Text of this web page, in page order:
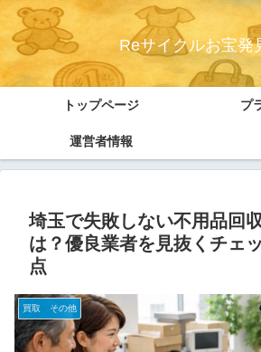
Reサイクルお宝発
トップページ プ
運営者情報
埼玉で失敗しない不用品回
は？優良業者を見抜くチェ
点
買取 その他